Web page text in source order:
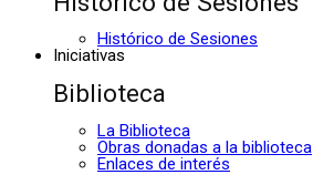
Histórico de Sesiones
Iniciativas
Biblioteca
La Biblioteca
Obras donadas a la biblioteca
Enlaces de interés